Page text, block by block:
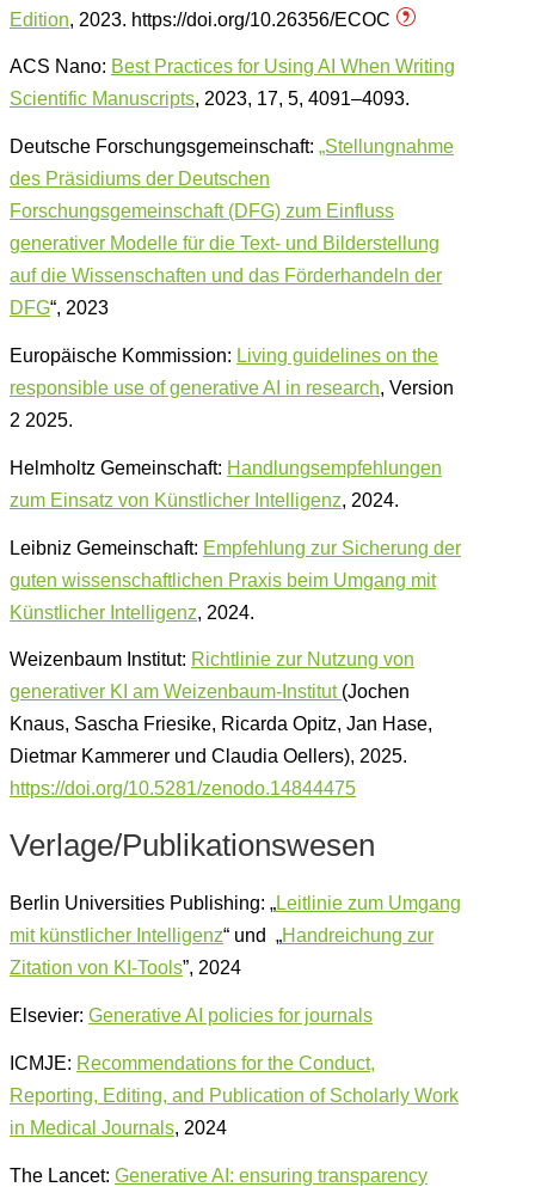
Edition, 2023. https://doi.org/10.26356/ECOC
ACS Nano: Best Practices for Using AI When Writing
Scientific Manuscripts, 2023, 17, 5, 4091–4093.
Deutsche Forschungsgemeinschaft: „Stellungnahme
des Präsidiums der Deutschen
Forschungsgemeinschaft (DFG) zum Einfluss
generativer Modelle für die Text- und Bilderstellung
auf die Wissenschaften und das Förderhandeln der
DFG“, 2023
Europäische Kommission: Living guidelines on the
responsible use of generative AI in research, Version
2 2025.
Helmholtz Gemeinschaft: Handlungsempfehlungen
zum Einsatz von Künstlicher Intelligenz, 2024.
Leibniz Gemeinschaft: Empfehlung zur Sicherung der
guten wissenschaftlichen Praxis beim Umgang mit
Künstlicher Intelligenz, 2024.
Weizenbaum Institut: Richtlinie zur Nutzung von
generativer KI am Weizenbaum-Institut (Jochen
Knaus, Sascha Friesike, Ricarda Opitz, Jan Hase,
Dietmar Kammerer und Claudia Oellers), 2025.
https://doi.org/10.5281/zenodo.14844475
Verlage/Publikationswesen
Berlin Universities Publishing: „Leitlinie zum Umgang
mit künstlicher Intelligenz“ und „Handreichung zur
Zitation von KI-Tools”, 2024
Elsevier: Generative AI policies for journals
ICMJE: Recommendations for the Conduct,
Reporting, Editing, and Publication of Scholarly Work
in Medical Journals, 2024
The Lancet: Generative AI: ensuring transparency